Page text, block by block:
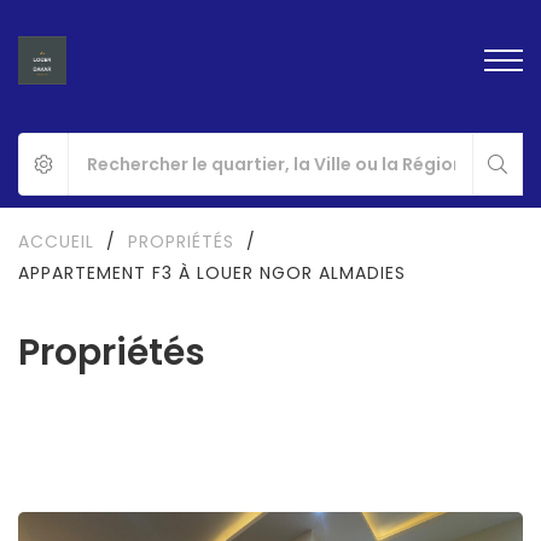
Propriétés
ACCUEIL / PROPRIÉTÉS
/
APPARTEMENT F3 À LOUER NGOR ALMADIES